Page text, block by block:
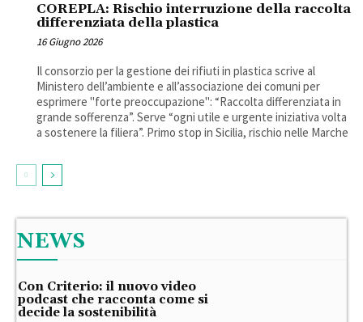
COREPLA: Rischio interruzione della raccolta
differenziata della plastica
16 Giugno 2026
Il consorzio per la gestione dei rifiuti in plastica scrive al
Ministero dell’ambiente e all’associazione dei comuni per
esprimere "forte preoccupazione": “Raccolta differenziata in
grande sofferenza”. Serve “ogni utile e urgente iniziativa volta
a sostenere la filiera”. Primo stop in Sicilia, rischio nelle Marche
NEWS
Con Criterio: il nuovo video
podcast che racconta come si
decide la sostenibilità